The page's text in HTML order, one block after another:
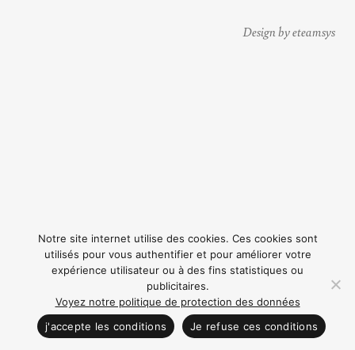
CONTACTEZ NOUS
Design by eteamsys
Notre site internet utilise des cookies. Ces cookies sont
utilisés pour vous authentifier et pour améliorer votre
expérience utilisateur ou à des fins statistiques ou
publicitaires.
Voyez notre politique de protection des données
j'accepte les conditions
Je refuse ces conditions